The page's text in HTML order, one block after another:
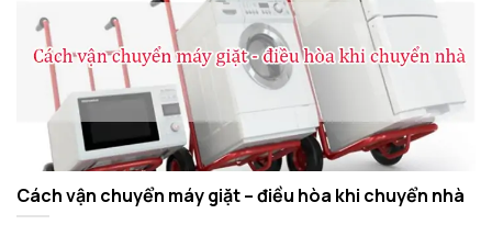
Cách vận chuyển máy giặt – điều hòa khi chuyển nhà